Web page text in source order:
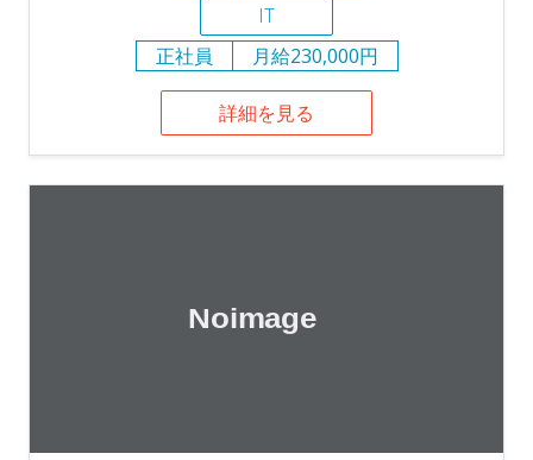
IT
正社員
月給230,000円
詳細を見る